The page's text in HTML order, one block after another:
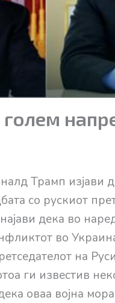
Трамп изјави
со рускиот
дека во
во
на
ги известив
оваа војна